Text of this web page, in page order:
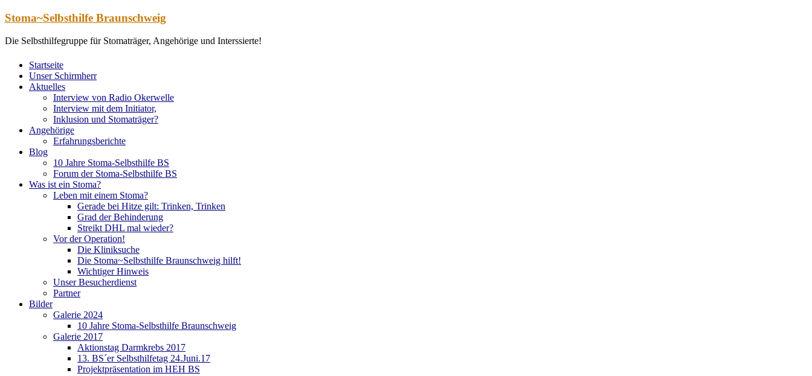
Zum
springen
Stoma~Selbsthilfe Braunschweig
Die Selbsthilfegruppe für Stomaträger, Angehörige und Interssierte!
Startseite
Unser Schirmherr
Aktuelles
Interview von Radio Okerwelle
Interview mit dem Initiator,
Inklusion und Stomaträger?
Angehörige
Erfahrungsberichte
Blog
10 Jahre Stoma-Selbsthilfe BS
Forum der Stoma-Selbsthilfe BS
Was ist ein Stoma?
Leben mit einem Stoma?
Gerade bei Hitze gilt: Trinken, Trinken
Grad der Behinderung
Streikt DHL mal wieder?
Vor der Operation!
Die Kliniksuche
Die Stoma~Selbsthilfe Braunschweig hilft!
Wichtiger Hinweis
Unser Besucherdienst
Partner
Bilder
Galerie 2024
10 Jahre Stoma-Selbsthilfe Braunschweig
Galerie 2017
Aktionstag Darmkrebs 2017
13. BS´er Selbsthilfetag 24.Juni.17
Projektpräsentation im HEH BS